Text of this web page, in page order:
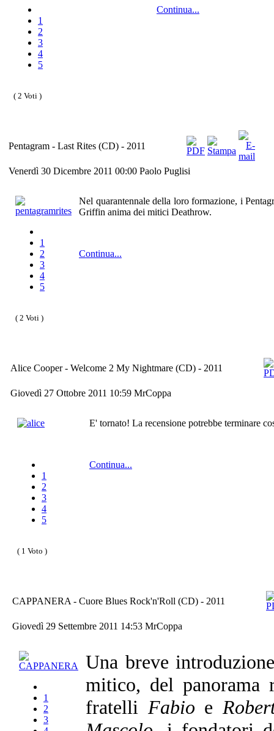
1
2
3
4
5
( 2 Voti )
Continua...
Pentagram - Last Rites (CD) - 2011
Venerdì 30 Dicembre 2011 00:00 Paolo Puglisi
1
2
3
4
5
( 2 Voti )
Nel quarantennale della loro formazione, i
Griffin anima dei mitici Deathrow.
Continua...
Alice Cooper - Welcome 2 My Nightmare (CD) - 2011
Giovedì 27 Ottobre 2011 10:59 MrCoppa
1
2
3
4
5
( 1 Voto )
E' tornato! La recensione potrebbe terminare
Continua...
CAPPANERA - Cuore Blues Rock'n'Roll (CD) - 2011
Giovedì 29 Settembre 2011 14:53 MrCoppa
1
2
3
Una breve
mitico, del
fratelli Fabio e